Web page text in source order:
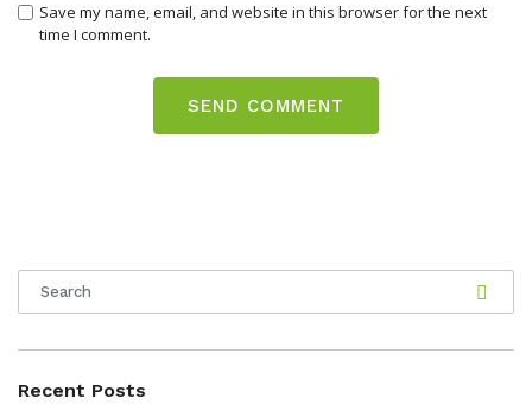
Save my name, email, and website in this browser for the next
time I comment.
Recent Posts